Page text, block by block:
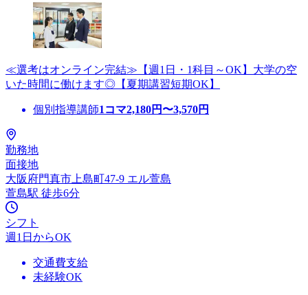
≪選考はオンライン完結≫【週1日・1科目～OK】大学の空
いた時間に働けます◎【夏期講習短期OK】
個別指導講師1コマ2,180円〜3,570円
勤務地
面接地
大阪府門真市上島町47-9 エル萱島
萱島駅 徒歩6分
シフト
週1日からOK
交通費支給
未経験OK